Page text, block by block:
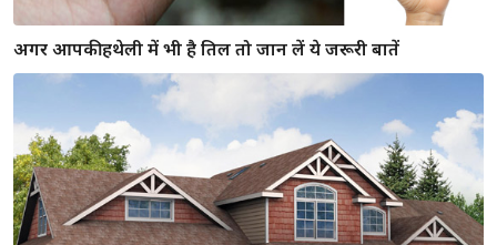
अगर आपकी हथेली में भी है तिल तो जान लें ये जरूरी बातें